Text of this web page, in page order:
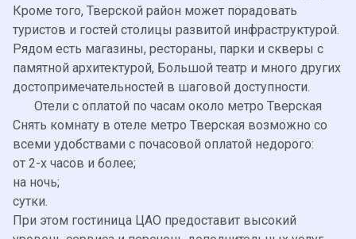
Кроме того, Тверской район может порадовать
туристов и гостей столицы развитой инфраструктурой.
Рядом есть магазины, рестораны, парки и скверы с
памятной архитектурой, Большой театр и много других
достопримечательностей в шаговой доступности.
Отели с оплатой по часам около метро Тверская
Снять комнату в отеле метро Тверская возможно со
всеми удобствами с почасовой оплатой недорого:
от 2-х часов и более;
на ночь;
сутки.
При этом гостиница ЦАО предоставит высокий